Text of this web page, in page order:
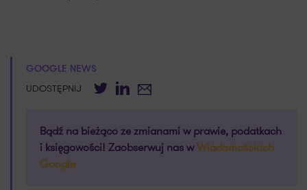
GOOGLE NEWS
UDOSTĘPNIJ TwitterLinkedIn
E-mail
Bądź na bieżąco ze zmianami w prawie, podatkach
i księgowości! Zaobserwuj nas wWiadomościach
Google